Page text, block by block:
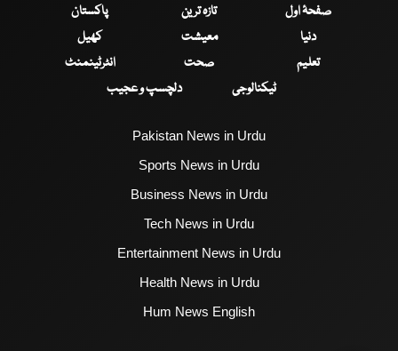
صفحۂ اول تازہ ترین
پاکستان
دنیا
معیشت
کھیل
تعلیم
صحت
انٹرٹینمنٹ
ٹیکنالوجی
دلچسپ و عجیب
Pakistan News in Urdu
Sports News in Urdu
Business News in Urdu
Tech News in Urdu
Entertainment News in Urdu
Health News in Urdu
Hum News English